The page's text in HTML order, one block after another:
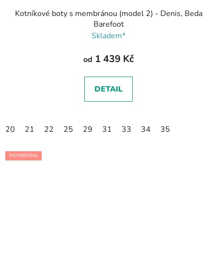
Kotníkové boty s membránou (model 2) - Denis, Beda
Barefoot
Skladem*
od 1 439 Kč
DETAIL
20 21 22 25 29 31 33 34 35
MEMBRÁNA